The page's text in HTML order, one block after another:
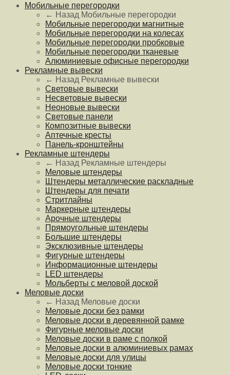
Мобильные перегородки
← Назад Мобильные перегородки
Мобильные перегородки магнитные
Мобильные перегородки на колесах
Мобильные перегородки пробковые
Мобильные перегородки тканевые
Алюминиевые офисные перегородки
Рекламные вывески
← Назад Рекламные вывески
Световые вывески
Несветовые вывески
Неоновые вывески
Световые панели
Композитные вывески
Аптечные кресты
Панель-кронштейны
Рекламные штендеры
← Назад Рекламные штендеры
Меловые штендеры
Штендеры металлические раскладные
Штендеры для печати
Стритлайны
Маркерные штендеры
Арочные штендеры
Прямоугольные штендеры
Большие штендеры
Эксклюзивные штендеры
Фигурные штендеры
Информационные штендеры
LED штендеры
Мольберты с меловой доской
Меловые доски
← Назад Меловые доски
Меловые доски без рамки
Меловые доски в деревянной рамке
Фигурные меловые доски
Меловые доски в раме с полкой
Меловые доски в алюминиевых рамах
Меловые доски для улицы
Меловые доски тонкие